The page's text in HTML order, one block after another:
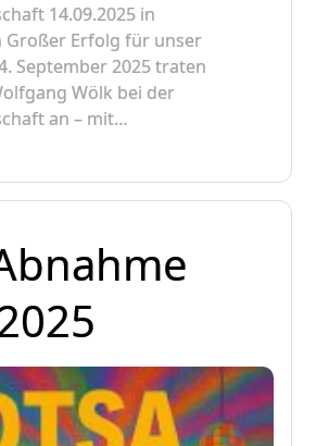
14.09.2025 in
Großer Erfolg für unser
September 2025 traten
Wölk bei der
an – mit…